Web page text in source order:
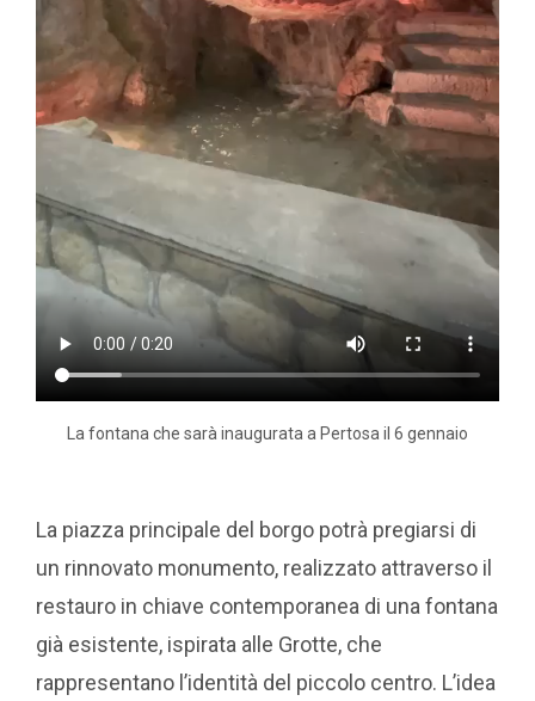
La fontana che sarà inaugurata a Pertosa il 6 gennaio
La piazza principale del borgo potrà pregiarsi di
un rinnovato monumento, realizzato attraverso il
restauro in chiave contemporanea di una fontana
già esistente, ispirata alle Grotte, che
rappresentano l’identità del piccolo centro. L’idea